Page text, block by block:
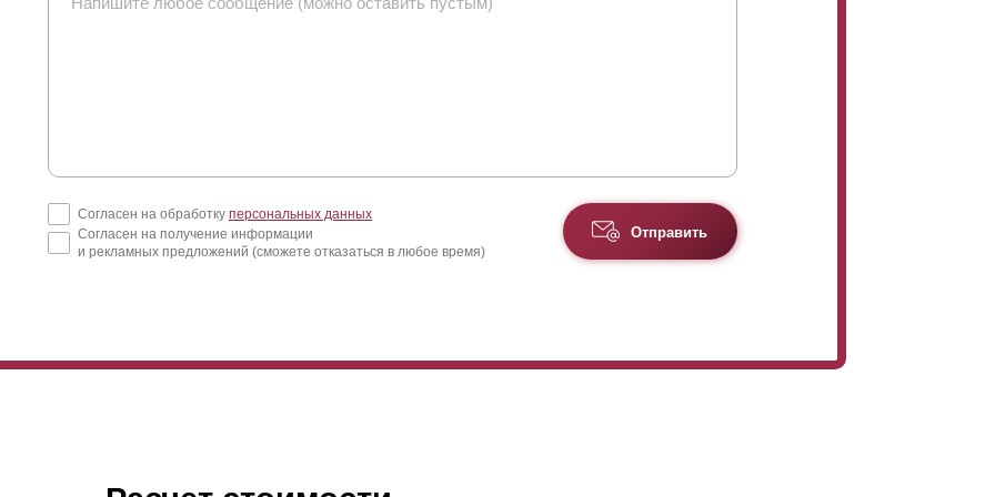
Согласен на обработку персональных данных
Согласен на получение информации
и рекламных предложений (сможете отказаться в любое время)
Отправить